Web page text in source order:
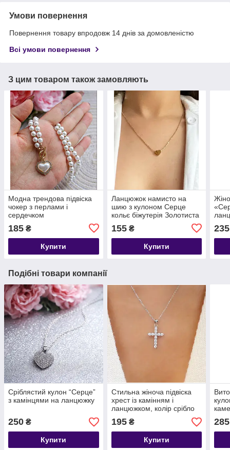
Умови повернення
Повернення товару впродовж 14 днів за домовленістю
Всі умови повернення
З цим товаром також замовляють
Модна трендова підвіска
чокер з перлами і
сердечком
185 ₴
Купити
Ланцюжок намисто на
шию з кулоном Серце
кольє біжутерія Золотиста
155₴
Купити
235
Подібні товари компанії
Сріблястий кулон “Серце”
з камінцями на ланцюжку
250 ₴
Купити
Стильна жіноча підвіска
хрест із камінням і
ланцюжком, колір срібло
195₴
Купити
285